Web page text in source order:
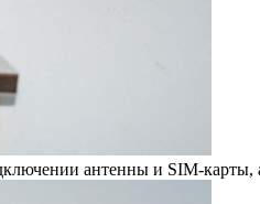
антенны и SIM-карты,